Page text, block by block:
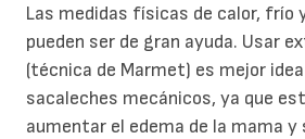
Las medidas físicas de calor, frío
pueden ser de gran ayuda. Usar
(técnica de Marmet) es mejor
sacaleches mecánicos, ya que
aumentar el edema de la mama y